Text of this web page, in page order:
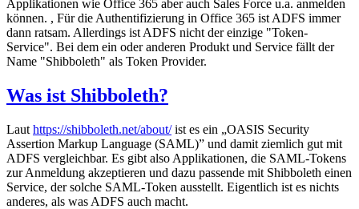
Applikationen wie Office 365 aber auch Sales Force u.a. anmelden
können. , Für die Authentifizierung in Office 365 ist ADFS immer
dann ratsam. Allerdings ist ADFS nicht der einzige "Token-
Service". Bei dem ein oder anderen Produkt und Service fällt der
Name "Shibboleth" als Token Provider.
Was ist Shibboleth?
Laut https://shibboleth.net/about/ist es ein „OASIS Security
Assertion Markup Language (SAML)” und damit ziemlich gut mit
ADFS vergleichbar. Es gibt also Applikationen, die SAML-Tokens
zur Anmeldung akzeptieren und dazu passende mit Shibboleth einen
Service, der solche SAML-Token ausstellt. Eigentlich ist es nichts
anderes, als was ADFS auch macht.